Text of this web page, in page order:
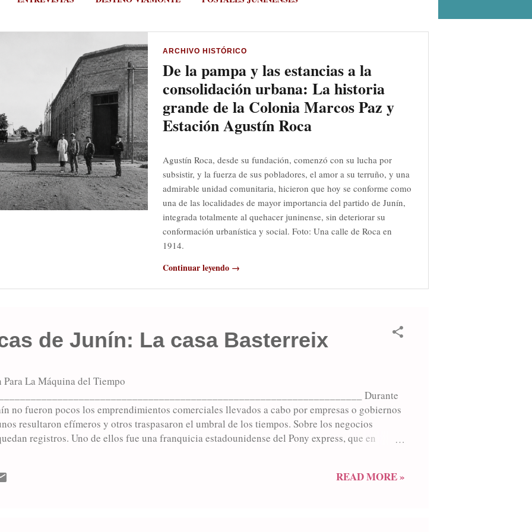
ARCHIVO HISTÓRICO
De la pampa y las estancias a la
consolidación urbana: La historia
grande de la Colonia Marcos Paz y
Estación Agustín Roca
Agustín Roca, desde su fundación, comenzó con su lucha por
subsistir, y la fuerza de sus pobladores, el amor a su terruño, y una
admirable unidad comunitaria, hicieron que hoy se conforme como
una de las localidades de mayor importancia del partido de Junín,
integrada totalmente al quehacer juninense, sin deteriorar su
conformación urbanística y social. Foto: Una calle de Roca en
1914.
Continuar leyendo →
de Junín: La casa Basterreix
La Máquina del Tiempo
Durante
no fueron pocos los emprendimientos comerciales llevados a cabo por empresas o gobiernos
resultaron efímeros y otros traspasaron el umbral de los tiempos. Sobre los negocios
registros. Uno de ellos fue una franquicia estadounidense del Pony express, que en
calle XX de Septiembre. Pero con la sanción de la “Ley de aridez de los estaños”, proclamada
READ MORE »